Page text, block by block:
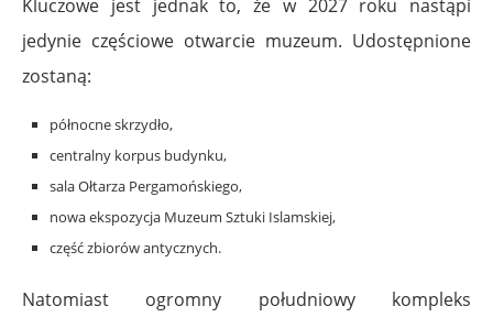
Kluczowe jest jednak to, że w 2027 roku nastąpi
jedynie częściowe otwarcie muzeum. Udostępnione
zostaną:
północne skrzydło,
centralny korpus budynku,
sala Ołtarza Pergamońskiego,
nowa ekspozycja Muzeum Sztuki Islamskiej,
część zbiorów antycznych.
Natomiast ogromny południowy kompleks